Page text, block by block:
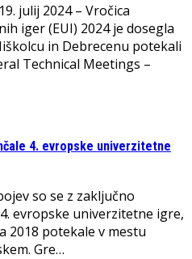
julij 2024 – Vročica
iger (EUI) 2024 je dosegla
in Debrecenu potekali
Technical Meetings –
4. evropske univerzitetne
so se z zaključno
evropske univerzitetne igre,
2018 potekale v mestu
Gre…